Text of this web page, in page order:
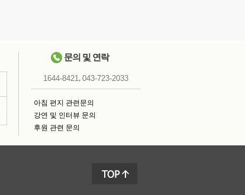
문의 및 연락
1644-8421, 043-723-2033
아침 편지 관련문의
강연 및 인터뷰 문의
후원 관련 문의